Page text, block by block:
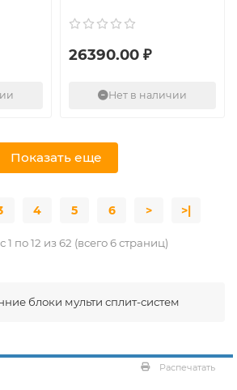
26390.00 ₽
Нет в наличии
Показать еще
4 5 6 > >|
1 по 12 из 62 (всего 6 страниц)
блоки мульти сплит-систем
Распечатать